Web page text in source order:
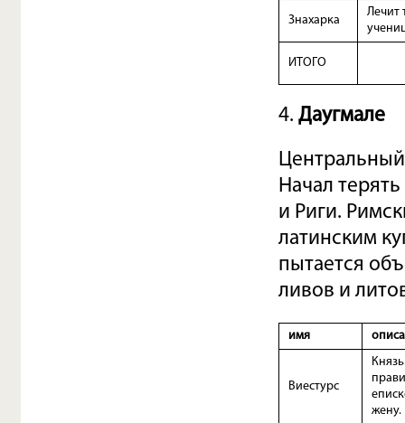
Знахарка
Лечит
ИТОГО
4. Даугмале
Начал
и Риги.
латинским
пытается
ливов и
имя
Виестурс
жену.